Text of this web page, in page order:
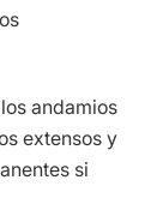
andamios
extensos y
si